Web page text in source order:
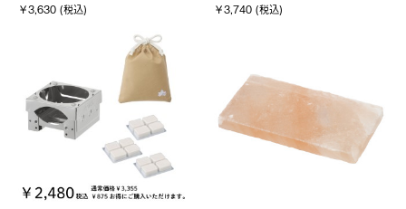
￥3,630 (税込) ￥3,740 (税込)